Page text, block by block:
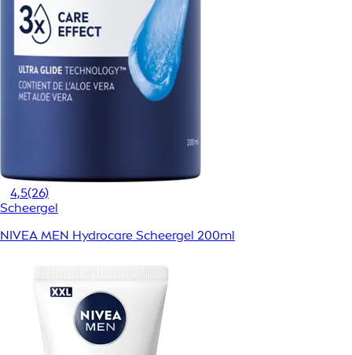
4,5(26)
Scheergel
NIVEA MEN Hydrocare Scheergel 200ml